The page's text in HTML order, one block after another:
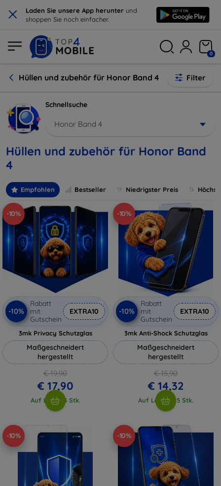
× Laden Sie unsere App herunter und
shoppen Sie noch einfacher.
0
Hüllen und zubehör für Honor Band 4 Filter
Schnellsuche
Honor Band 4
Hüllen und zubehör für Honor Band
4
Empfohlen Bestseller Niedrigster Preis
-10%
-10%
Rabatt
mit
Gutschein
EXTRA10
3mk Privacy Schutzglas
Maßgeschneidert
hergestellt
€ 19,90
€ 17,90
Auf Lager 3 Stk.
-10%
-10%
Rabatt
mit
Gutschein
EXTRA10
3mk Anti-Shock Schutzglas
Maßgeschneidert
hergestellt
€ 15,90
€ 14,32
Auf Lager > 5 Stk.
-10% -10%